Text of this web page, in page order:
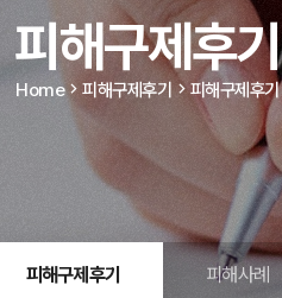
피해구제후기
Home 피해구제후기 피해구제후기
피해구제후기 피해사례